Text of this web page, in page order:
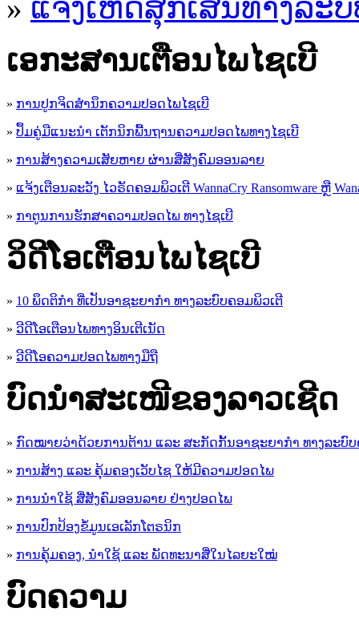
» ແຈ້ງເຫດສຸກເສີນທາງລະ
ເອ​ກະ​ສານເຕືອນໄພໄຊເບີ
» ການປູກຈິດສໍານຶກຄວາມປອດໄພໄຊເບີ
» ປຶ້ມຄູ່ມືແນະນໍາ ເຕັກນິກພື້ນຖານຄວາມປອດໄພທາງໄຊເບີ
» ການສ້າງຄວາມເສັຍຫາຍ ຜ່ານສື່ສັງຄົມອອນລາຍ
» ແຈ້ງເຕືອນລະວັງ ໄວຣັດຄອມພິວເຕີ WannaCry Ransomware ຫຼື
» ກາຕູນການຮັກສາຄວາມປອດໄພ ທາງໄຊເບີ
ວິດີໂອເຕືອນໄພໄຊເບີ
» 10 ພຶດຕິກໍາ ທີ່ເປັນອາຊະຍາກໍາ ທາງລະບົບຄອມພິວເຕີ
» ວີດີໂອເຕືອນໄພທາງອິນເຕີເນັດ
» ວ​ີ​ດີ​ໂອ​ຄວາມ​ປອດ​ໄພ​ທາງ​ມື​ຖື
ບົດນຳສະເໜີຂອງລາວເຊີດ
» ກົດໝາຍວ່າດ້ວຍການຕ້ານ ແລະ ສະກັດກັ້ນອາຊະຍາກຳ ທາງລະບົບ
» ການສ້າງ ແລະ ຄຸ້ມຄອງເວັບໄຊ ໃຫ້ມີຄວາມປອດໄພ
» ການນຳໃຊ້ ສື່ສັງຄົມອອນລາຍ ຢ່າງປອດໄພ
» ການ​ປົກ​ປ້ອງ​ຂໍ້​ມູນ​ເອ​ເລັກ​ໂຕ​ຣ​ນິກ
» ການຄຸ້ມຄອງ, ນໍາໃຊ້ ແລະ ພັດທະນາສື່ໃນໄລຍະໃໝ່
ບົດຄວາມ